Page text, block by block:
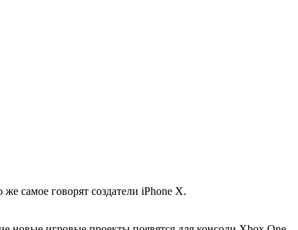
самое говорят создатели iPhone X.